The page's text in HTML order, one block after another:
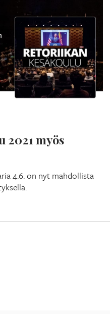
2021 myös
4.6. on nyt mahdollista